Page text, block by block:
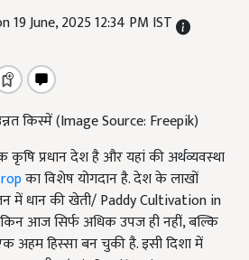
19 June, 2025 12:34 PM IST
किस्में (Image Source: Freepik)
प्रधान देश है और यहां की अर्थव्यवस्था
का विशेष योगदान है. देश के लाखों
में धान की खेती/ Paddy Cultivation in
आज सिर्फ अधिक उपज ही नहीं, बल्कि
अहम हिस्सा बन चुकी है. इसी दिशा में